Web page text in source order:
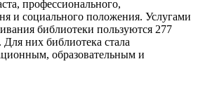
профессионального,
и социального положения. Услугами
библиотеки пользуются 277
них библиотека стала
образовательным и